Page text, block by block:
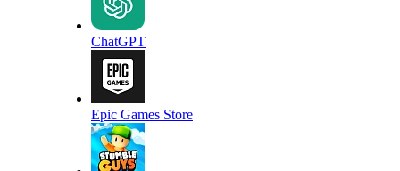
ChatGPT
Epic Games Store